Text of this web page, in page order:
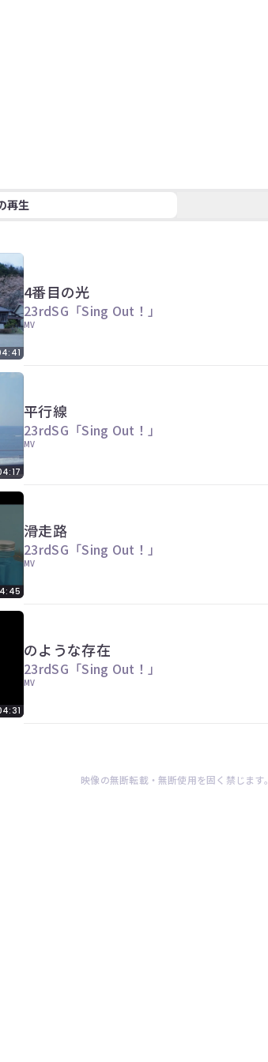
再生
4番目の光
23rdSG「Sing Out！」
MV
平行線
23rdSG「Sing Out！」
MV
滑走路
23rdSG「Sing Out！」
MV
のような存在
23rdSG「Sing Out！」
MV
映像の無断転載・無断使用を固く禁じます。